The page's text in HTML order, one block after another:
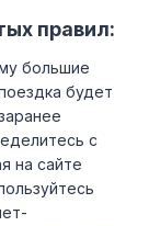
правил:
большие
будет
с
на сайте